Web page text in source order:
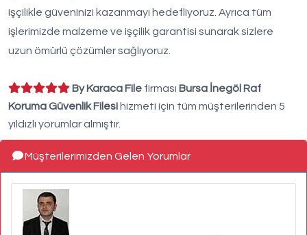
işçilikle güveninizi kazanmayı hedefliyoruz. Ayrıca tüm
işlerimizde malzeme ve işçilik garantisi sunarak sizlere
uzun ömürlü çözümler sağlıyoruz.
By Karaca File firması Bursa İnegöl Raf
Koruma Güvenlik Filesi hizmeti için tüm müşterilerinden 5
yıldızlı yorumlar almıştır.
Müşterilerimizden Gelen Yorumlar